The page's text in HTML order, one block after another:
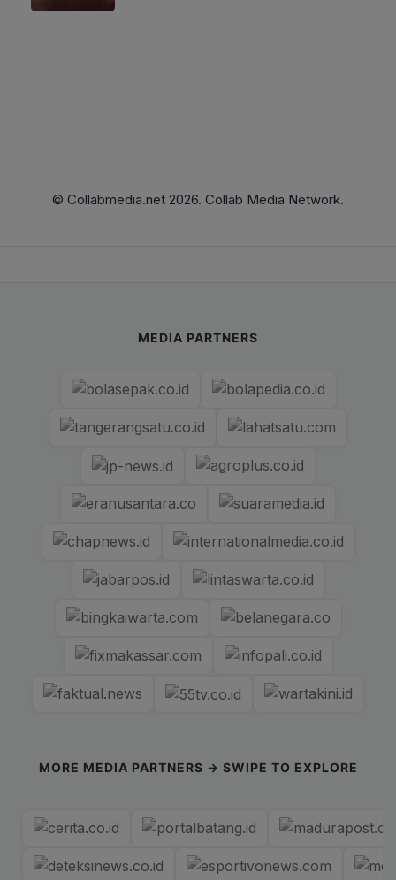
© Collabmedia.net 2026. Collab Media Network.
MEDIA PARTNERS
MORE MEDIA PARTNERS → SWIPE TO EXPLORE